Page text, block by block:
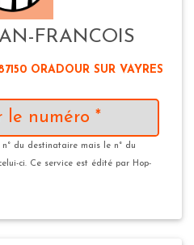
FRANCOIS
ORADOUR SUR VAYRES
numéro *
du destinataire mais le n° du
ci. Ce service est édité par Hop-